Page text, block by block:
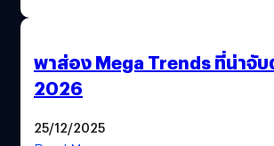
พาส่อง Mega Trends ที่น่าจับ
2026
25/12/2025